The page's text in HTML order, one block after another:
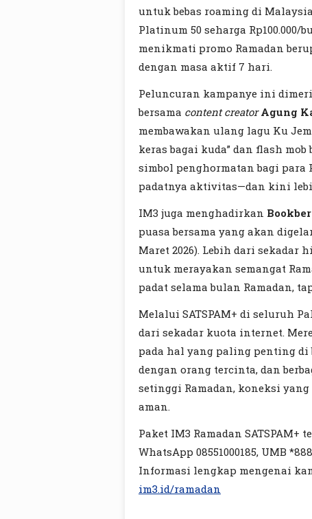
untuk bebas roaming di
Platinum 50 seharga Rp100.000/
menikmati promo Ramadan
dengan masa aktif 7 hari.
Peluncuran kampanye ini
bersama content creator Agung
membawakan ulang lagu Ku
keras bagai kuda” dan flash
simbol penghormatan bagi para
padatnya aktivitas—dan kini
IM3 juga menghadirkan
puasa bersama yang akan
Maret 2026). Lebih dari sekadar
untuk merayakan semangat
padat selama bulan Ramadan,
Melalui SATSPAM+ di seluruh
dari sekadar kuota internet.
pada hal yang paling penting di
dengan orang tercinta, dan
setinggi Ramadan, koneksi
aman.
Paket IM3 Ramadan
WhatsApp 08551000185, UMB
Informasi lengkap mengenai
im3.id/ramadan